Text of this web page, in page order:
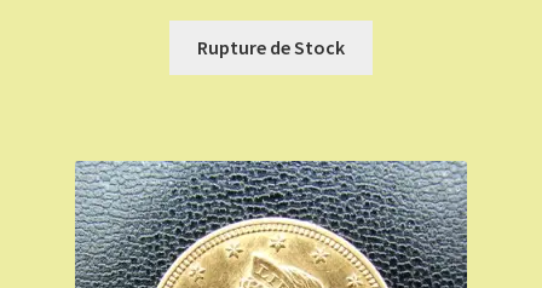
Rupture de Stock